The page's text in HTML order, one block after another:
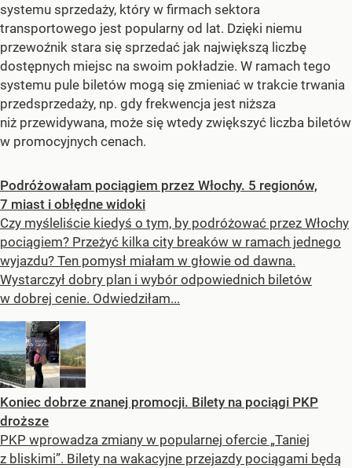
systemu sprzedaży, który w firmach sektora
transportowego jest popularny od lat. Dzięki niemu
przewoźnik stara się sprzedać jak największą liczbę
dostępnych miejsc na swoim pokładzie. W ramach tego
systemu pule biletów mogą się zmieniać w trakcie trwania
przedsprzedaży, np. gdy frekwencja jest niższa
niż przewidywana, może się wtedy zwiększyć liczba biletów
w promocyjnych cenach.
Podróżowałam pociągiem przez Włochy. 5 regionów,
7 miast i obłędne widoki
Czy myśleliście kiedyś o tym, by podróżować przez Włochy
pociągiem? Przeżyć kilka city breaków w ramach jednego
wyjazdu? Ten pomysł miałam w głowie od dawna.
Wystarczył dobry plan i wybór odpowiednich biletów
w dobrej cenie. Odwiedziłam...
Koniec dobrze znanej promocji. Bilety na pociągi PKP
droższe
PKP wprowadza zmiany w popularnej ofercie „Taniej
z bliskimi”. Bilety na wakacyjne przejazdy pociągami będą